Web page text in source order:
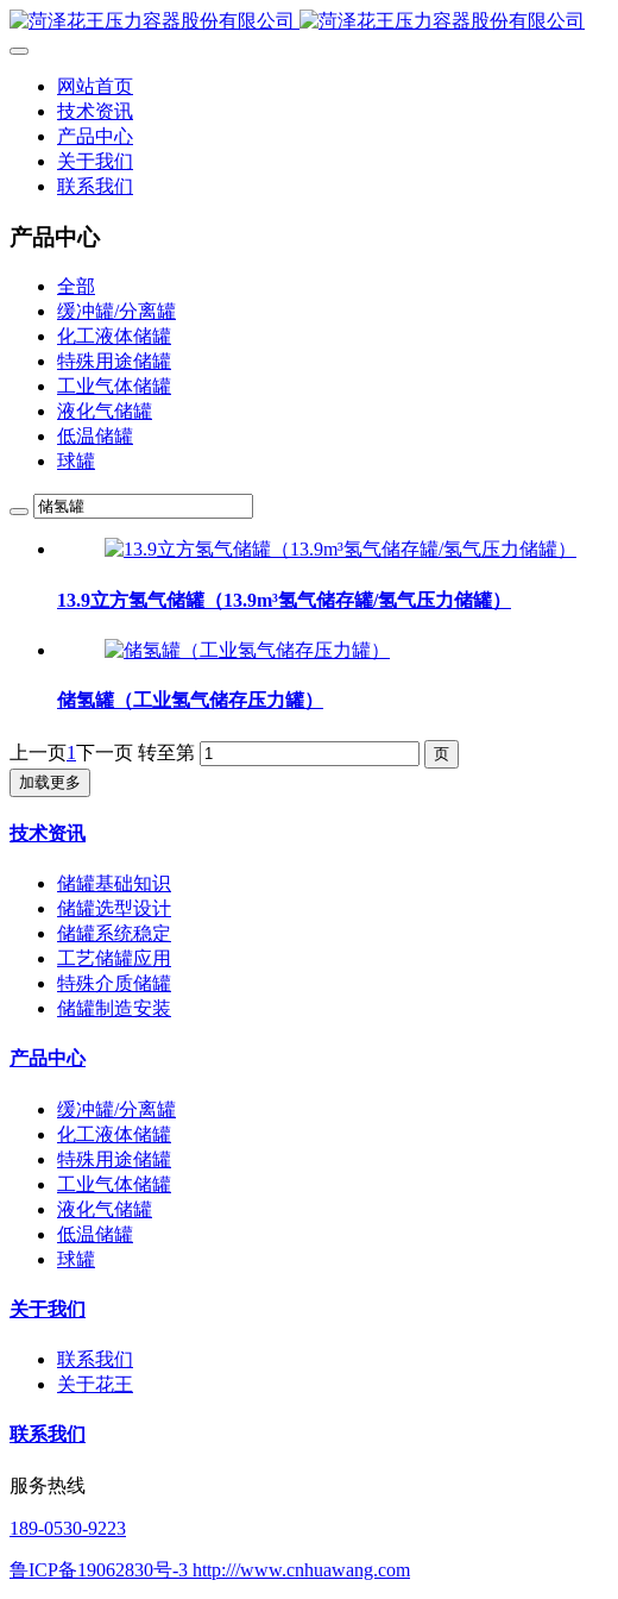
网站首页
技术资讯
产品中心
关于我们
联系我们
产品中心
全部
缓冲罐/分离罐
化工液体储罐
特殊用途储罐
工业气体储罐
液化气储罐
低温储罐
球罐
13.9立方氢气储罐（13.9m³氢气储存罐/氢气压力储罐）
储氢罐（工业氢气储存压力罐）
上一页1下一页 转至第
加载更多
技术资讯
储罐基础知识
储罐选型设计
储罐系统稳定
工艺储罐应用
特殊介质储罐
储罐制造安装
产品中心
缓冲罐/分离罐
化工液体储罐
特殊用途储罐
工业气体储罐
液化气储罐
低温储罐
球罐
关于我们
联系我们
关于花王
联系我们
服务热线
189-0530-9223
鲁ICP备19062830号-3 http:///www.cnhuawang.com